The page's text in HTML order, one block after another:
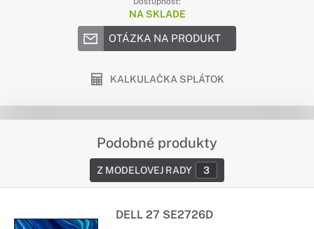
NA SKLADE
OTÁZKA NA PRODUKT
KALKULAČKA SPLÁTOK
Podobné produkty
Z MODELOVEJ RADY 3
DELL 27 SE2726D